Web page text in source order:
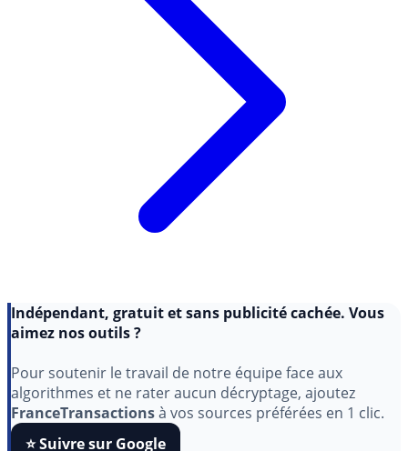
Indépendant, gratuit et sans publicité cachée. Vous
Pour soutenir le travail de notre équipe face aux
algorithmes et ne rater aucun décryptage, ajoutez
FranceTransactionsà vos sources préférées en 1 clic.